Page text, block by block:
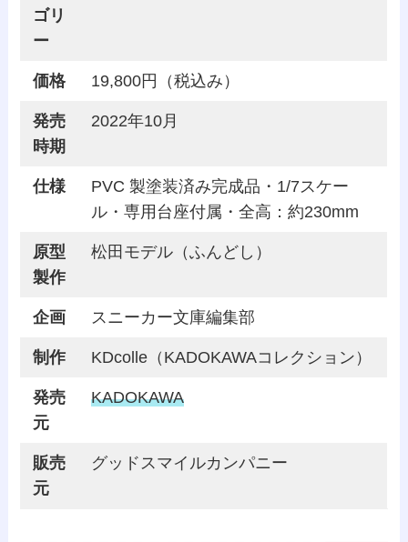
ゴリ
ー
価格 19,800円（税込み）
発売
時期
2022年10月
仕様
PVC 製塗装済み完成品・1/7スケー
ル・専用台座付属・全高：約230mm
原型
製作
松田モデル（ふんどし）
企画 スニーカー文庫編集部
制作 KDcolle（KADOKAWAコレクション）
発売
元
KADOKAWA
販売
元
グッドスマイルカンパニー